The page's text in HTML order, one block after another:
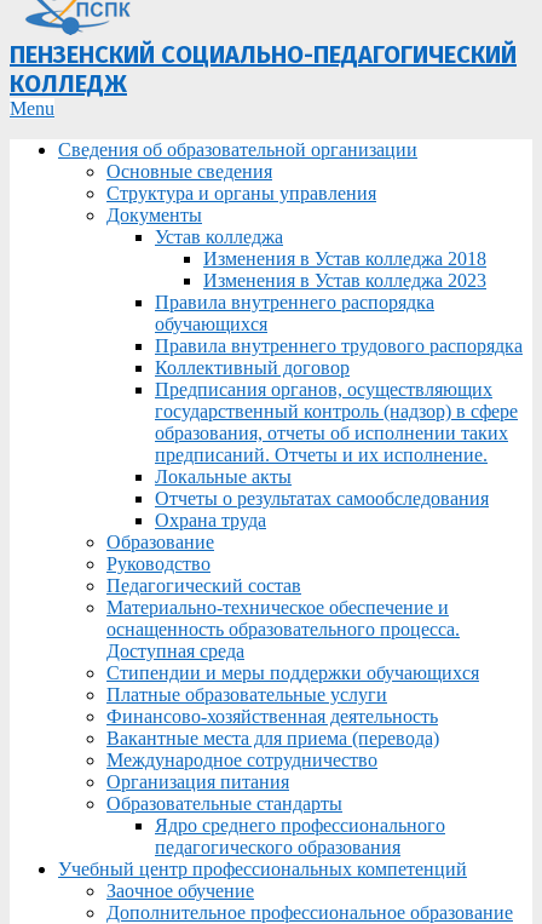
ПЕНЗЕНСКИЙ СОЦИАЛЬНО-ПЕДАГОГИЧЕСКИЙ
КОЛЛЕДЖ
Primary
Menu
Menu
Сведения об образовательной организации
Основные сведения
Структура и органы управления
Документы
Устав колледжа
Изменения в Устав колледжа 2018
Изменения в Устав колледжа 2023
Правила внутреннего распорядка
обучающихся
Правила внутреннего трудового распорядка
Коллективный договор
Предписания органов, осуществляющих
государственный контроль (надзор) в сфере
образования, отчеты об исполнении таких
предписаний. Отчеты и их исполнение.
Локальные акты
Отчеты о результатах самообследования
Охрана труда
Образование
Руководство
Педагогический состав
Материально-техническое обеспечение и
оснащенность образовательного процесса.
Доступная среда
Стипендии и меры поддержки обучающихся
Платные образовательные услуги
Финансово-хозяйственная деятельность
Вакантные места для приема (перевода)
Международное сотрудничество
Организация питания
Образовательные стандарты
Ядро среднего профессионального
педагогического образования
Учебный центр профессиональных компетенций
Заочное обучение
Дополнительное профессиональное образование